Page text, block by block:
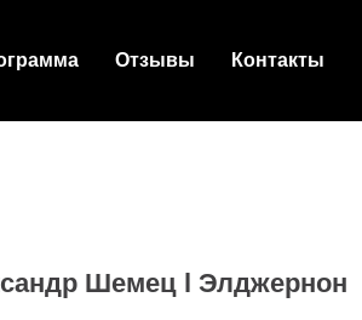
Отзывы Контакты
Шемец l Элджернон